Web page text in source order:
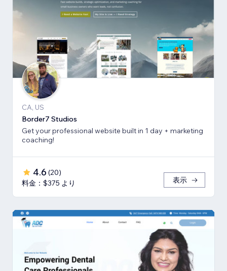
CA, US
Border7 Studios
Get your professional website built in 1 day + marketing
coaching!
4.6 (20)
料金：$375 より
表示